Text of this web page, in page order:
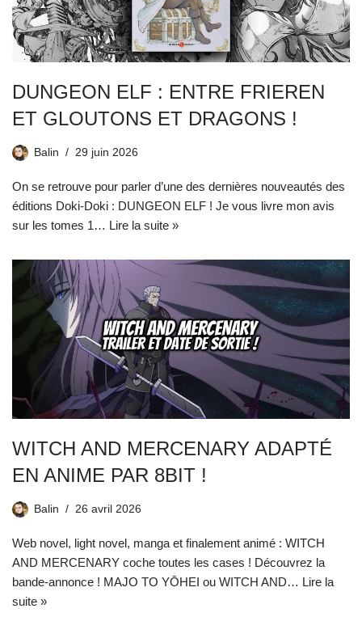
DUNGEON ELF : ENTRE FRIEREN
ET GLOUTONS ET DRAGONS !
Balin 29 juin 2026
On se retrouve pour parler d’une des dernières nouveautés des
éditions Doki-Doki : DUNGEON ELF ! Je vous livre mon avis
sur les tomes 1… Lire la suite »
WITCH AND MERCENARY ADAPTÉ
EN ANIME PAR 8BIT !
Balin 26 avril 2026
Web novel, light novel, manga et finalement animé : WITCH
AND MERCENARY coche toutes les cases ! Découvrez la
bande-annonce ! MAJO TO YŌHEI ou WITCH AND… Lire la
suite »